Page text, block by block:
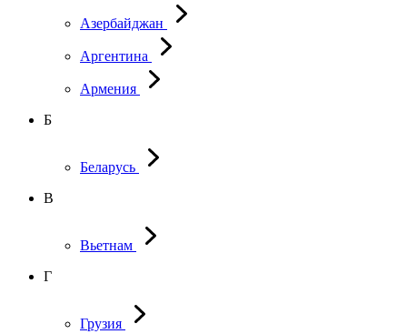
Азербайджан
Аргентина
Армения
Б
Беларусь
В
Вьетнам
Г
Грузия